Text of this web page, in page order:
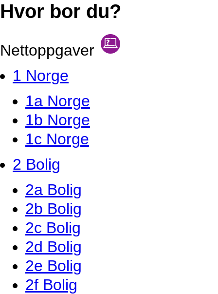
Hvor bor du?
Nettoppgaver
1 Norge
1a Norge
1b Norge
1c Norge
2 Bolig
2a Bolig
2b Bolig
2c Bolig
2d Bolig
2e Bolig
2f Bolig